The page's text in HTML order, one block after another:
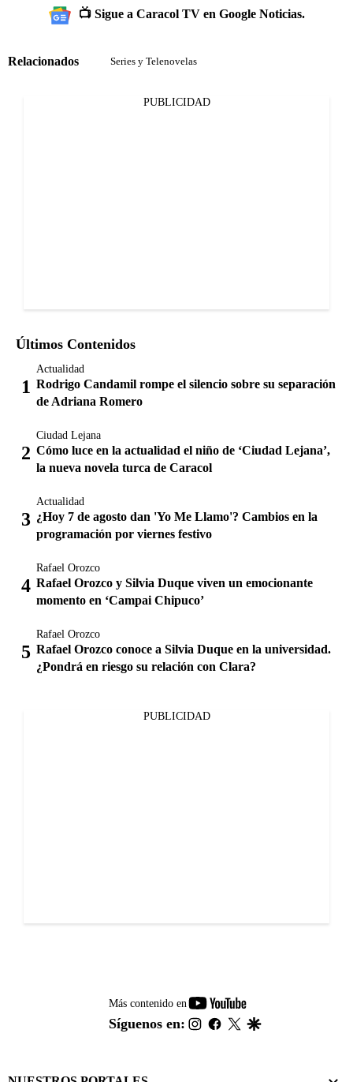
📺 Sigue a Caracol TV en Google Noticias.
Relacionados Series y Telenovelas
PUBLICIDAD
Últimos Contenidos
Actualidad
Rodrigo Candamil rompe el silencio sobre su separación
de Adriana Romero
Ciudad Lejana
Cómo luce en la actualidad el niño de ‘Ciudad Lejana’,
la nueva novela turca de Caracol
Actualidad
¿Hoy 7 de agosto dan 'Yo Me Llamo'? Cambios en la
programación por viernes festivo
Rafael Orozco
Rafael Orozco y Silvia Duque viven un emocionante
momento en ‘Campai Chipuco’
Rafael Orozco
Rafael Orozco conoce a Silvia Duque en la universidad.
¿Pondrá en riesgo su relación con Clara?
PUBLICIDAD
Más contenido en
youtube-
footer
Síguenos en: instagram
facebook
twitter